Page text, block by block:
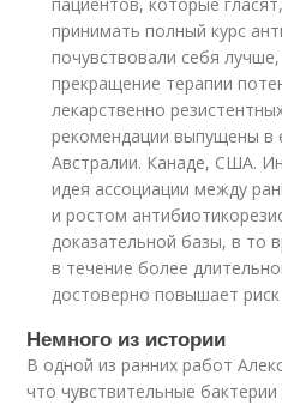
принимать полный курс
почувствовали себя
прекращение терапии
лекарственно
рекомендации выпущены в
Австралии. Канаде, США.
идея ассоциации между
и ростом
доказательной базы, в то
в течение более
достоверно повышает риск
Немного из истории
В одной из ранних работ
что чувствительные